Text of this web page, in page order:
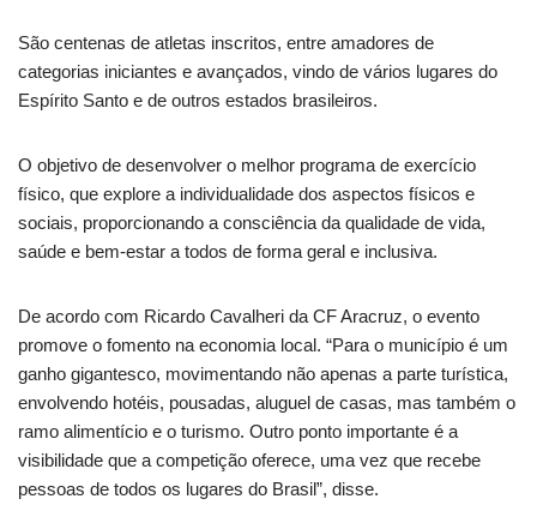
São centenas de atletas inscritos, entre amadores de
categorias iniciantes e avançados, vindo de vários lugares do
Espírito Santo e de outros estados brasileiros.
O objetivo de desenvolver o melhor programa de exercício
físico, que explore a individualidade dos aspectos físicos e
sociais, proporcionando a consciência da qualidade de vida,
saúde e bem-estar a todos de forma geral e inclusiva.
De acordo com Ricardo Cavalheri da CF Aracruz, o evento
promove o fomento na economia local. “Para o município é um
ganho gigantesco, movimentando não apenas a parte turística,
envolvendo hotéis, pousadas, aluguel de casas, mas também o
ramo alimentício e o turismo. Outro ponto importante é a
visibilidade que a competição oferece, uma vez que recebe
pessoas de todos os lugares do Brasil”, disse.